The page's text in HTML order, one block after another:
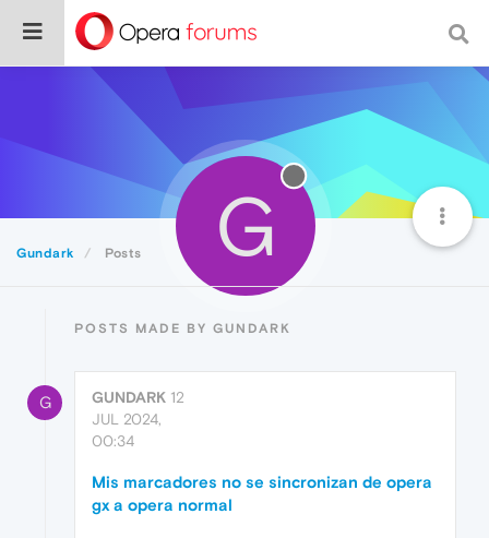
Gundark Posts G
POSTS MADE BY GUNDARK
G GUNDARK 12
JUL 2024,
00:34
Mis marcadores no se sincronizan de opera
gx a opera normal